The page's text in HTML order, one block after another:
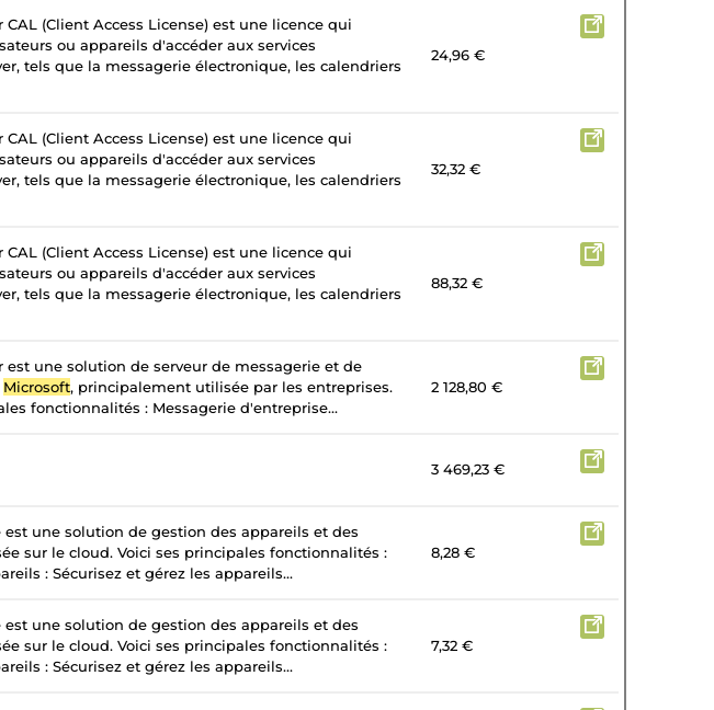
CAL (Client Access License) est une licence qui
ou appareils d'accéder aux services
tels que la messagerie électronique, les calendriers
24,96 €
CAL (Client Access License) est une licence qui
ou appareils d'accéder aux services
tels que la messagerie électronique, les calendriers
32,32 €
CAL (Client Access License) est une licence qui
ou appareils d'accéder aux services
tels que la messagerie électronique, les calendriers
88,32 €
est une solution de serveur de messagerie et de
Microsoft, principalement utilisée par les entreprises.
fonctionnalités : Messagerie d'entreprise...
2 128,80 €
3 469,23 €
est une solution de gestion des appareils et des
sur le cloud. Voici ses principales fonctionnalités :
: Sécurisez et gérez les appareils...
8,28 €
est une solution de gestion des appareils et des
sur le cloud. Voici ses principales fonctionnalités :
: Sécurisez et gérez les appareils...
7,32 €